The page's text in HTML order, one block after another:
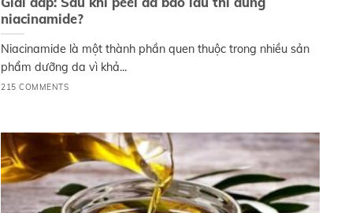
niacinamide?
Niacinamide là một thành phần quen thuộc trong nhiều sản
phẩm dưỡng da vì khả...
215 COMMENTS